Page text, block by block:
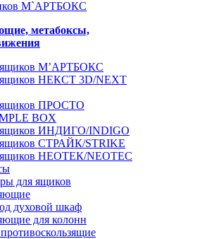
метабоксы,
ящиков М’АРТБОКС
ящиков НЕКСТ 3D/NEXT
ящиков ПРОСТО
BOX
ящиков ИНДИГО/INDIGO
СТРАЙК/STRIKE
НЕОТЕК/NEOTEC
для ящиков
духовой шкаф
для колонн